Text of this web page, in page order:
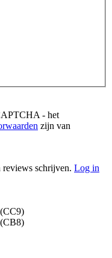
- het
zijn van
reviews schrijven. Log in